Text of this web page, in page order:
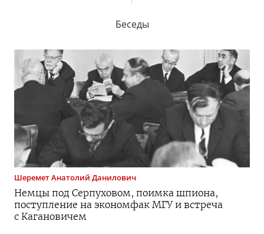
Беседы
ШереметАнатолий Данилович
Немцы под Серпуховом, поимка шпиона,
поступление на экономфак МГУ и встреча
с Кагановичем